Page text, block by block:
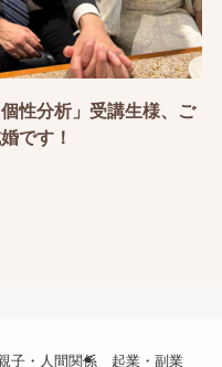
個性分析」受講生様、ご
です！
子・人間関係 起業・副業